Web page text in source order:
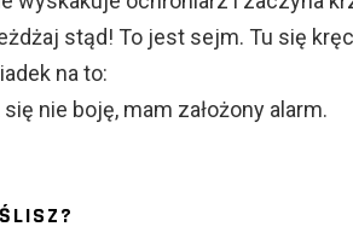
stąd! To jest sejm. Tu się
na to:
nie boję, mam założony alarm.